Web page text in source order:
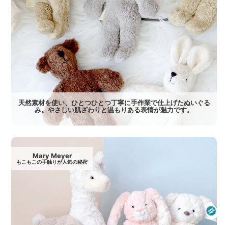
天然素材を使い、ひとつひとつ丁寧に手作業で仕上げたぬいぐる
み。やさしい肌ざわりと温もりある表情が魅力です。
Mary Meyer
もこもこの手触りが人気の秘密